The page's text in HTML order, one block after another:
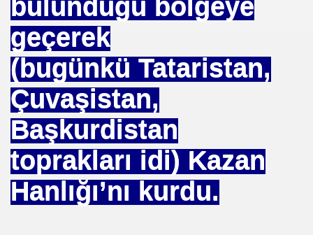
bulunduğu bölgeye
geçerek
(bugünkü Tataristan,
Çuvaşistan,
Başkurdistan
toprakları idi) Kazan
Hanlığı’nı kurdu.
EV HANIMIMI
DEĞİL
KALDIRAN HZ MUHAMMEDİN SÜNNETI
SIĞINIRIM
Başak ERSEN